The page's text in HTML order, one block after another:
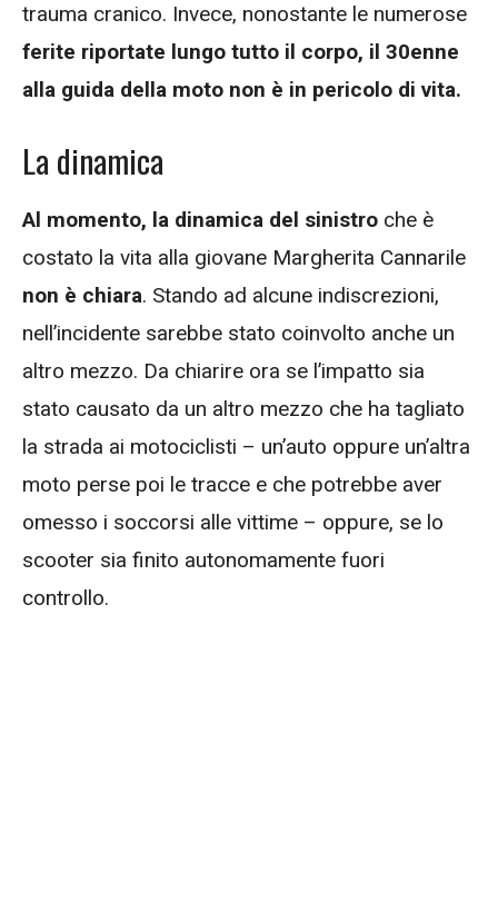
trauma cranico. Invece, nonostante le numerose
ferite riportate lungo tutto il corpo, il 30enne
alla guida della moto non è in pericolo di vita.
La dinamica
Al momento, la dinamica del sinistro che è
costato la vita alla giovane Margherita Cannarile
non è chiara. Stando ad alcune indiscrezioni,
nell’incidente sarebbe stato coinvolto anche un
altro mezzo. Da chiarire ora se l’impatto sia
stato causato da un altro mezzo che ha tagliato
la strada ai motociclisti – un’auto oppure un’altra
moto perse poi le tracce e che potrebbe aver
omesso i soccorsi alle vittime – oppure, se lo
scooter sia finito autonomamente fuori
controllo.